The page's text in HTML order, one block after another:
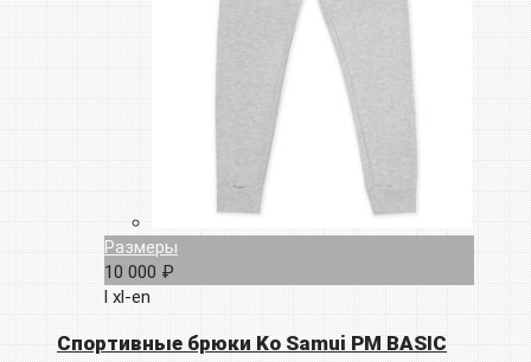
Размеры
10 000 ₽
l xl-en
Спортивные брюки Ko Samui PM BASIC